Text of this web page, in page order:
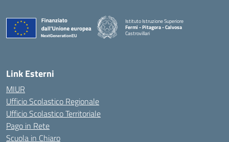
Istituto Istruzione Superiore
Fermi - Pitagora - Calvosa
Castrovillari
Link Esterni
MIUR
Ufficio Scolastico Regionale
Ufficio Scolastico Territoriale
Pago in Rete
Scuola in Chiaro